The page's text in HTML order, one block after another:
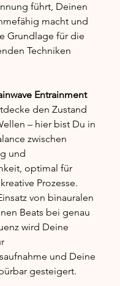
führt, Deinen
macht und
Grundlage für die
Techniken
Entrainment
den Zustand
– hier bist Du in
zwischen
und
optimal für
Prozesse.
von binauralen
Beats bei genau
wird Deine
und Deine
gesteigert.